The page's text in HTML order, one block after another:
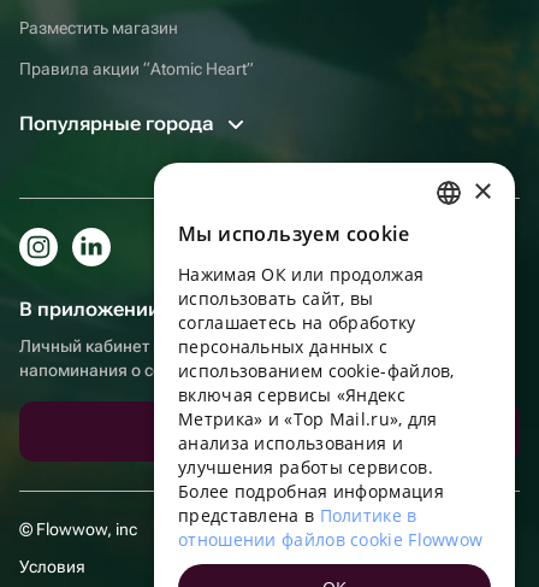
Разместить магазин
Правила акции “Atomic Heart”
Популярные города
В приложении еще удобнее!
Личный кабинет получателя, больше бонусов за покупки и
напоминания о событиях
Скачать приложение
© Flowwow, inc
Условия
ENGLISH
UKRAINIAN
PORTUGUESE
FRENCH
TURKISH
×
Мы используем сookie
Нажимая ОК или продолжая
использовать сайт, вы
соглашаетесь на обработку
персональных данных с
использованием cookie-файлов,
включая сервисы «Яндекс
Метрика» и «Top Mail.ru», для
анализа использования и
улучшения работы сервисов.
Более подробная информация
представлена в Политике в
отношении файлов cookie Flowwow